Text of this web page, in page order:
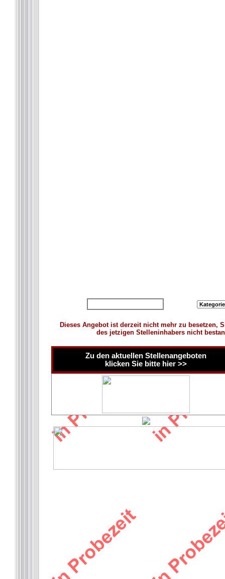
Dieses Angebot ist derzeit nicht mehr zu besetzen,
des jetzigen Stelleninhabers nicht
Zu den aktuellen Stellenangeboten
klicken Sie bitte hier >>